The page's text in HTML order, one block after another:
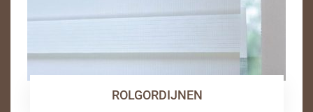
ROLGORDIJNEN